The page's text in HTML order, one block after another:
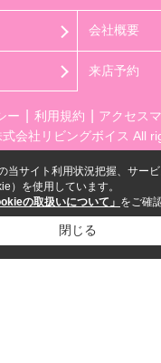
会社概要
来店予約
ー 利用規約 アクセス
会社リビングボイス All
当サイト利用状況把握、サー
）を使用しています。
の取扱いについて」 をご確
閉じる